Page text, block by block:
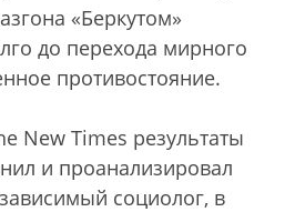
«Беркутом»
до перехода мирного
противостояние.
New Times результаты
и проанализировал
социолог, в